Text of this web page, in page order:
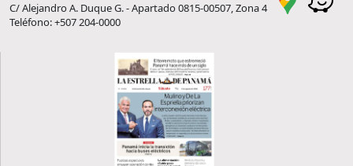
C/ Alejandro A. Duque G. - Apartado 0815-00507, Zona 4
Teléfono: +507 204-0000